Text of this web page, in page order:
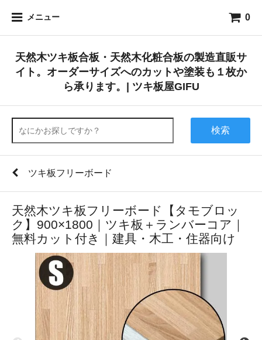
メニュー 0
天然木ツキ板合板・天然木化粧合板の製造直販サ
イト。オーダーサイズへのカットや塗装も１枚か
ら承ります。| ツキ板屋GIFU
検索
ツキ板フリーボード
天然木ツキ板フリーボード【タモブロッ
ク】900×1800｜ツキ板＋ランバーコア｜
無料カット付き｜建具・木工・住器向け